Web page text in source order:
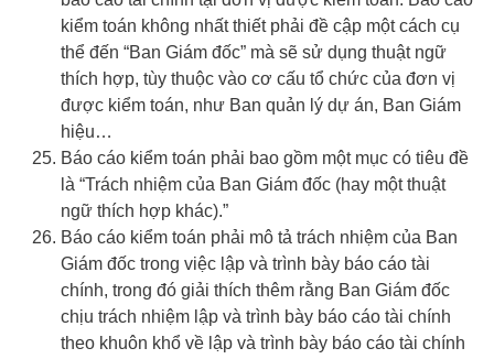
kiểm toán không nhất thiết phải đề cập một cách cụ
thể đến “Ban Giám đốc” mà sẽ sử dụng thuật ngữ
thích hợp, tùy thuộc vào cơ cấu tổ chức của đơn vị
được kiểm toán, như Ban quản lý dự án, Ban Giám
hiệu…
Báo cáo kiểm toán phải bao gồm một mục có tiêu đề
là “Trách nhiệm của Ban Giám đốc (hay một thuật
ngữ thích hợp khác).”
Báo cáo kiểm toán phải mô tả trách nhiệm của Ban
Giám đốc trong việc lập và trình bày báo cáo tài
chính, trong đó giải thích thêm rằng Ban Giám đốc
chịu trách nhiệm lập và trình bày báo cáo tài chính
theo khuôn khổ về lập và trình bày báo cáo tài chính